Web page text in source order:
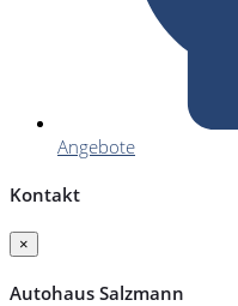
Angebote
Kontakt
×
Autohaus Salzmann